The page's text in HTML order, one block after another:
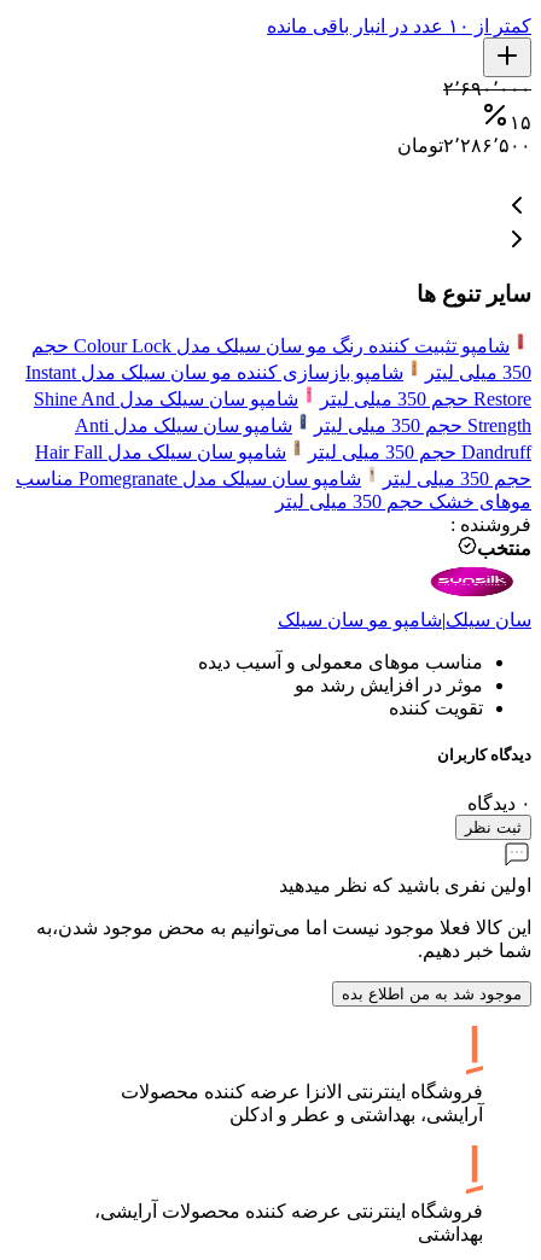
کمتر از ۱۰ عدد در انبار باقی مانده
۲٬۶۹۰٬۰۰۰
۱۵
۲٬۲۸۶٬۵۰۰تومان
سایر تنوع ها
شامپو تثبیت کننده رنگ مو سان سیلک مدل Colour Lock حجم
350 میلی لیتر
شامپو بازسازی کننده مو سان سیلک مدل Instant
Restore حجم 350 میلی لیتر
شامپو سان سیلک مدل Shine And
Strength حجم 350 میلی لیتر
شامپو سان سیلک مدل Anti
Dandruff حجم 350 میلی لیتر
شامپو سان سیلک مدل Hair Fall
حجم 350 میلی لیتر
شامپو سان سیلک مدل Pomegranate مناسب
موهای خشک حجم 350 میلی لیتر
فروشنده :
منتخب
سان سیلک|شامپو مو سان سیلک
مناسب موهای معمولی و آسیب دیده
موثر در افزایش رشد مو
تقویت کننده
دیدگاه کاربران
۰ دیدگاه
ثبت نظر
اولین نفری باشید که نظر میدهید
این کالا فعلا موجود نیست اما می‌توانیم به محض موجود شدن،به
شما خبر دهیم.
موجود شد به من اطلاع بده
فروشگاه اینترنتی الانزا عرضه کننده محصولات
آرایشی، بهداشتی و عطر و ادکلن
فروشگاه اینترنتی عرضه کننده محصولات آرایشی،
بهداشتی